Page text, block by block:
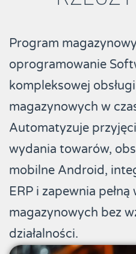
Program
oprogramowanie
kompleksowej
magazynowych w
Automatyzuje
wydania towarów,
mobilne Android,
ERP i zapewnia
magazynowych bez
działalności.